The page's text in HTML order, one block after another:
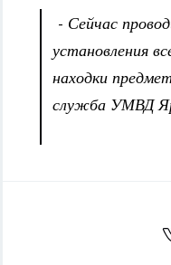
- Сейчас
установления
находки
служба УМВД